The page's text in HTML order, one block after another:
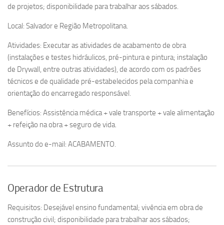
de projetos; disponibilidade para trabalhar aos sábados.
Local: Salvador e Região Metropolitana.
Atividades: Executar as atividades de acabamento de obra
(instalações e testes hidráulicos, pré-pintura e pintura; instalação
de Drywall, entre outras atividades), de acordo com os padrões
técnicos e de qualidade pré-estabelecidos pela companhia e
orientação do encarregado responsável.
Benefícios: Assistência médica + vale transporte + vale alimentação
+ refeição na obra + seguro de vida.
Assunto do e-mail: ACABAMENTO.
Operador de Estrutura
Requisitos: Desejável ensino fundamental; vivência em obra de
construção civil; disponibilidade para trabalhar aos sábados;